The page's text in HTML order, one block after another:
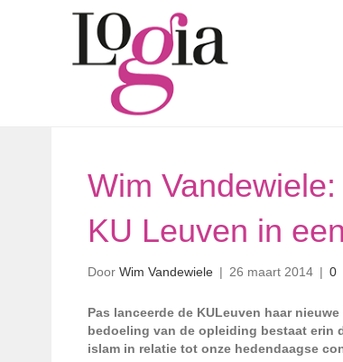
Wim
KU Leuven in
Door Wim Vandewiele | 26 maart 2014 | 0
Pas lanceerde de KULeuven haar
bedoeling van de opleiding bestaat erin
islam in relatie tot onze hedendaagse